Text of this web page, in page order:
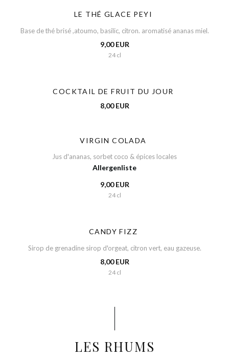
LE THÉ GLACE PEYI
Base de thé brisé ,atoumo, basilic, citron. aromatisé ananas miel.
9,00 EUR
24 cl
COCKTAIL DE FRUIT DU JOUR
8,00 EUR
VIRGIN COLADA
Jus d'ananas, sorbet coco & épices locales
Allergenliste
9,00 EUR
24 cl
CANDY FIZZ
Sirop de grenadine sirop d'orgeat, citron vert, eau gazeuse.
8,00 EUR
24 cl
LES RHUMS